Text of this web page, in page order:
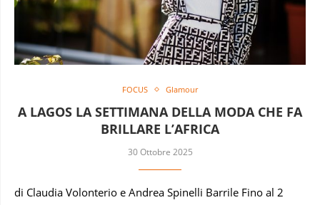
FOCUS Glamour
A LAGOS LA SETTIMANA DELLA MODA CHE FA
BRILLARE L’AFRICA
30 Ottobre 2025
di Claudia Volonterio e Andrea Spinelli Barrile Fino al 2